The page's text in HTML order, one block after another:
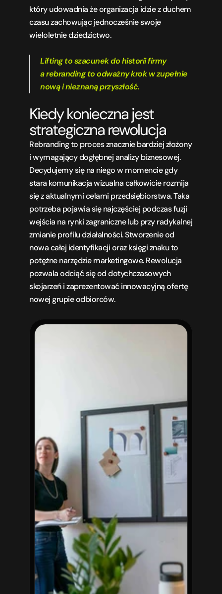
który udowadnia że organizacja idzie z duchem
czasu zachowując jednocześnie swoje
wieloletnie dziedzictwo.
Lifting to szacunek do historii firmy
a rebranding to odważny krok w zupełnie
nową i nieznaną przyszłość.
Kiedy konieczna jest
strategiczna rewolucja
Rebranding to proces znacznie bardziej złożony
i wymagający dogłębnej analizy biznesowej.
Decydujemy się na niego w momencie gdy
stara komunikacja wizualna całkowicie rozmija
się z aktualnymi celami przedsiębiorstwa. Taka
potrzeba pojawia się najczęściej podczas fuzji
wejścia na rynki zagraniczne lub przy radykalnej
zmianie profilu działalności. Stworzenie od
nowa całej identyfikacji oraz księgi znaku to
potężne narzędzie marketingowe. Rewolucja
pozwala odciąć się od dotychczasowych
skojarzeń i zaprezentować innowacyjną ofertę
nowej grupie odbiorców.